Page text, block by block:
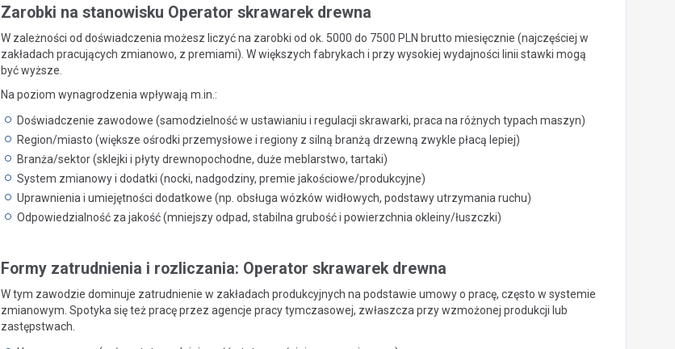
Zarobki na stanowisku Operator skrawarek drewna
W zależności od doświadczenia możesz liczyć na zarobki od ok. 5000 do 7500 PLN brutto miesięcznie (najczęściej w
zakładach pracujących zmianowo, z premiami). W większych fabrykach i przy wysokiej wydajności linii stawki mogą
być wyższe.
Na poziom wynagrodzenia wpływają m.in.:
Doświadczenie zawodowe (samodzielność w ustawianiu i regulacji skrawarki, praca na różnych typach maszyn)
Region/miasto (większe ośrodki przemysłowe i regiony z silną branżą drzewną zwykle płacą lepiej)
Branża/sektor (sklejki i płyty drewnopochodne, duże meblarstwo, tartaki)
System zmianowy i dodatki (nocki, nadgodziny, premie jakościowe/produkcyjne)
Uprawnienia i umiejętności dodatkowe (np. obsługa wózków widłowych, podstawy utrzymania ruchu)
Odpowiedzialność za jakość (mniejszy odpad, stabilna grubość i powierzchnia okleiny/łuszczki)
Formy zatrudnienia i rozliczania: Operator skrawarek drewna
W tym zawodzie dominuje zatrudnienie w zakładach produkcyjnych na podstawie umowy o pracę, często w systemie
zmianowym. Spotyka się też pracę przez agencje pracy tymczasowej, zwłaszcza przy wzmożonej produkcji lub
zastępstwach.